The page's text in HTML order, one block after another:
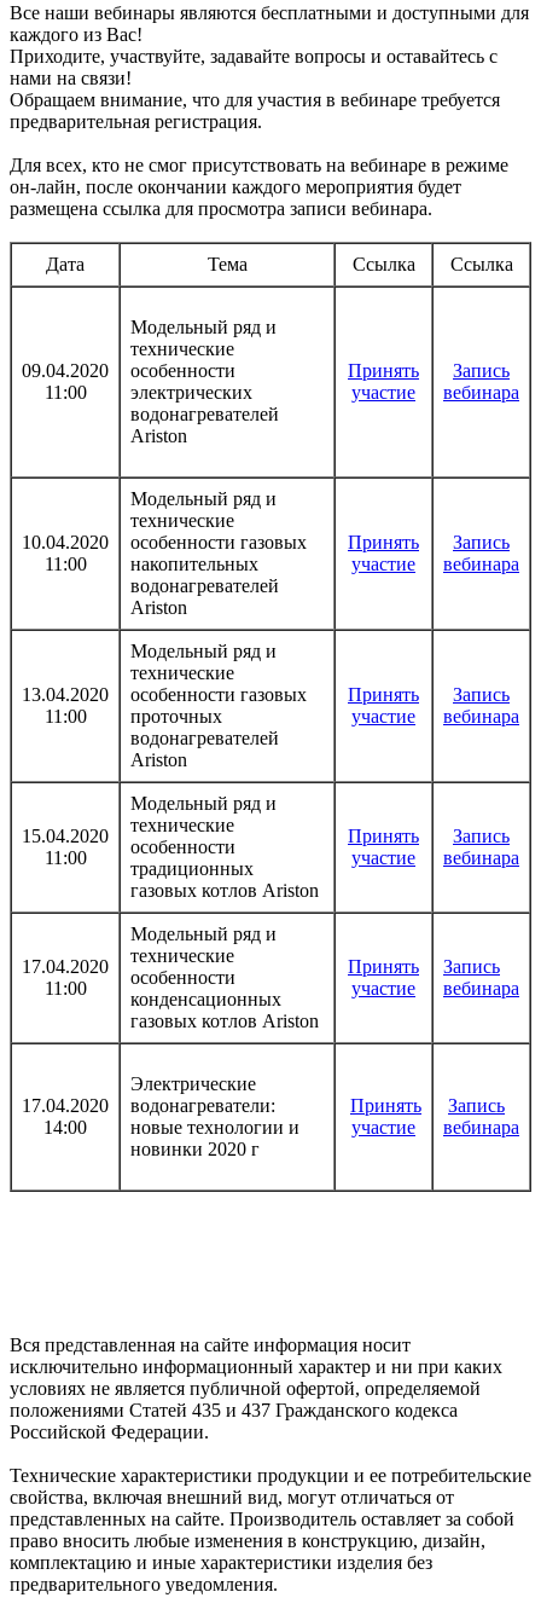
Все наши вебинары являются бесплатными и доступными для
каждого из Вас!
Приходите, участвуйте, задавайте вопросы и оставайтесь с
нами на связи!
Обращаем внимание, что для участия в вебинаре требуется
предварительная регистрация.
Для всех, кто не смог присутствовать на вебинаре в режиме
он-лайн, после окончании каждого мероприятия будет
размещена ссылка для просмотра записи вебинара.
Дата Тема Ссылка Ссылка
09.04.2020
11:00
Модельный ряд и
технические
особенности
электрических
водонагревателей
Ariston
Принять
участие
Запись
вебинара
10.04.2020
11:00
Модельный ряд и
технические
особенности газовых
накопительных
водонагревателей
Ariston
Принять
участие
Запись
вебинара
13.04.2020
11:00
Модельный ряд и
технические
особенности газовых
проточных
водонагревателей
Ariston
Принять
участие
Запись
вебинара
15.04.2020
11:00
Модельный ряд и
технические
особенности
традиционных
газовых котлов Ariston
Принять
участие
Запись
вебинара
17.04.2020
11:00
Модельный ряд и
технические
особенности
конденсационных
газовых котлов Ariston
Принять
участие
Запись
вебинара
17.04.2020
14:00
Электрические
водонагреватели:
новые технологии и
новинки 2020 г
Принять
участие
Запись
вебинара
Вся представленная на сайте информация носит
исключительно информационный характер и ни при каких
условиях не является публичной офертой, определяемой
положениями Статей 435 и 437 Гражданского кодекса
Российской Федерации.
Технические характеристики продукции и ее потребительские
свойства, включая внешний вид, могут отличаться от
представленных на сайте. Производитель оставляет за собой
право вносить любые изменения в конструкцию, дизайн,
комплектацию и иные характеристики изделия без
предварительного уведомления.